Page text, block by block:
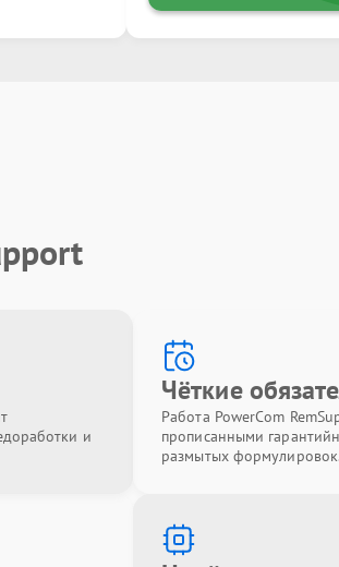
и
Чёткие
Работа PowerCom
прописанными
размытых формулировок.